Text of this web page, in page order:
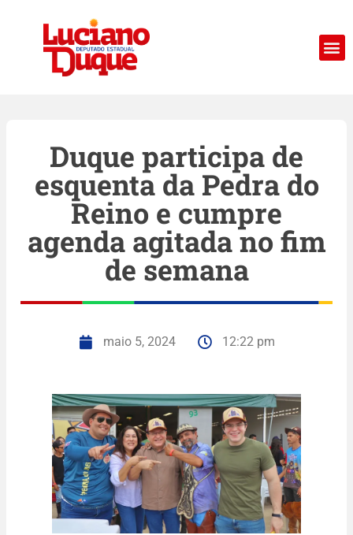
Duque participa de
esquenta da Pedra do
Reino e cumpre
agenda agitada no fim
de semana
maio 5, 2024 12:22 pm